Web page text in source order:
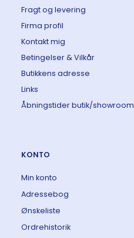
Fragt og levering
Firma profil
Kontakt mig
Betingelser & Vilkår
Butikkens adresse
Links
Åbningstider butik/showroom
KONTO
Min konto
Adressebog
Ønskeliste
Ordrehistorik